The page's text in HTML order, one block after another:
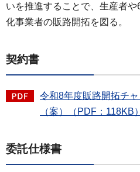
いを推進することで、生産者や
化事業者の販路開拓を図る。
契約書
令和8年度販路開拓チ
（案）（PDF：118KB）
委託仕様書